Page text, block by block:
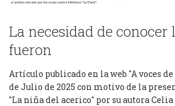
La necesidad de conocer
fueron
Artículo publicado en la web "A voces
de Julio de 2025 con motivo de la
"La niña del acerico" por su autora